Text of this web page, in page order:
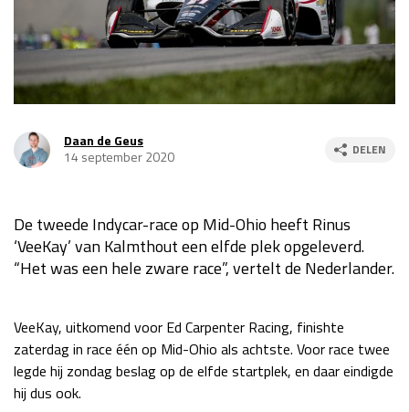
za 13:00 - 15:00
GP VERENIGDE STATEN 2026 23 - 25 okt
GP SÃO PAULO 2026 06 - 08 nov
Kwalificatie
za 19:00 - 20:00
Race
zo 18:00 - 20:00
LAS VEGAS GRAND PRIX 2026 20 - 22 nov
Daan de Geus
14 september 2020
DELEN
De tweede Indycar-race op Mid-Ohio heeft Rinus
‘VeeKay’ van Kalmthout een elfde plek opgeleverd.
“Het was een hele zware race”, vertelt de Nederlander.
VeeKay, uitkomend voor Ed Carpenter Racing, finishte
zaterdag in race één op Mid-Ohio als achtste. Voor race twee
legde hij zondag beslag op de elfde startplek, en daar eindigde
hij dus ook.